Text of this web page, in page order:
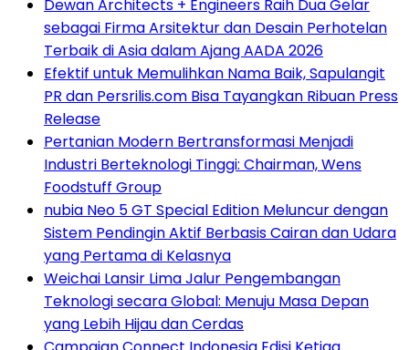
Dewan Architects + Engineers Raih Dua Gelar
sebagai Firma Arsitektur dan Desain Perhotelan
Terbaik di Asia dalam Ajang AADA 2026
Efektif untuk Memulihkan Nama Baik, Sapulangit
PR dan Persrilis.com Bisa Tayangkan Ribuan Press
Release
Pertanian Modern Bertransformasi Menjadi
Industri Berteknologi Tinggi: Chairman, Wens
Foodstuff Group
nubia Neo 5 GT Special Edition Meluncur dengan
Sistem Pendingin Aktif Berbasis Cairan dan Udara
yang Pertama di Kelasnya
Weichai Lansir Lima Jalur Pengembangan
Teknologi secara Global: Menuju Masa Depan
yang Lebih Hijau dan Cerdas